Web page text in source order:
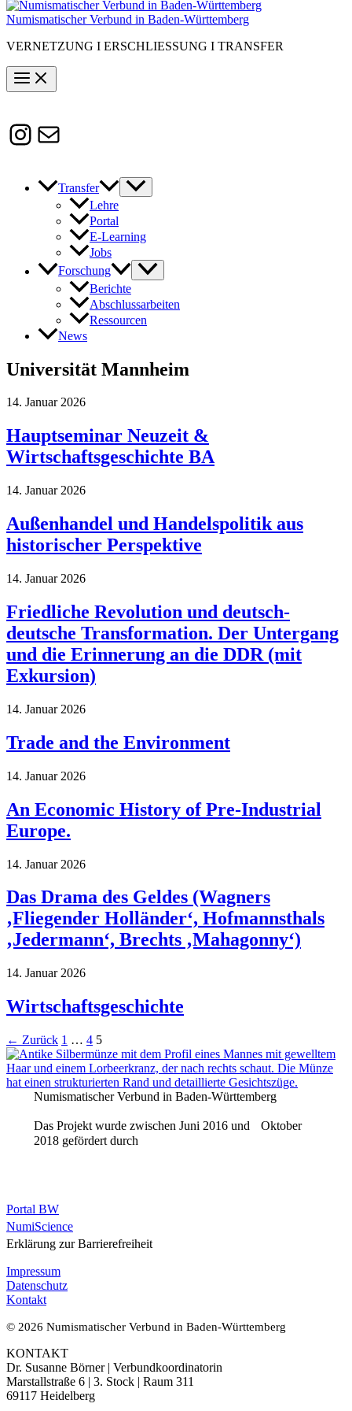
Numismatischer Verbund in Baden-Württemberg
VERNETZUNG I ERSCHLIESSUNG I TRANSFER
Instagram
Susanne.Boerner@zaw.uni-
heidelberg.de
Transfer
Lehre
Portal
E-Learning
Jobs
Forschung
Berichte
Abschlussarbeiten
Ressourcen
News
Universität Mannheim
14. Januar 2026
Hauptseminar Neuzeit &
Wirtschaftsgeschichte BA
14. Januar 2026
Außenhandel und Handelspolitik aus
historischer Perspektive
14. Januar 2026
Friedliche Revolution und deutsch-
deutsche Transformation. Der Untergang
und die Erinnerung an die DDR (mit
Exkursion)
14. Januar 2026
Trade and the Environment
14. Januar 2026
An Economic History of Pre-Industrial
Europe.
14. Januar 2026
Das Drama des Geldes (Wagners
‚Fliegender Holländer‘, Hofmannsthals
‚Jedermann‘, Brechts ‚Mahagonny‘)
14. Januar 2026
Wirtschaftsgeschichte
← Zurück 1 … 4 5
Numismatischer Verbund in Baden-Württemberg
Das Projekt wurde zwischen Juni 2016 und Oktober
2018 gefördert durch
Portal BW
NumiScience
Erklärung zur Barrierefreiheit
Impressum
Datenschutz
Kontakt
© 2026 Numismatischer Verbund in Baden-Württemberg
KONTAKT
Dr. Susanne Börner | Verbundkoordinatorin
Marstallstraße 6 | 3. Stock | Raum 311
69117 Heidelberg